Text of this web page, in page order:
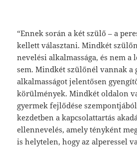
“Ennek során a két szülő – a
kellett választani. Mindkét
nevelési alkalmassága, és nem a
sem. Mindkét szülőnél vannak a
alkalmasságot jelentősen
körülmények. Mindkét oldalon
gyermek fejlődése
kezdetben a kapcsolattartás
ellennevelés, amely tényként
is helytelen, hogy az alperessel